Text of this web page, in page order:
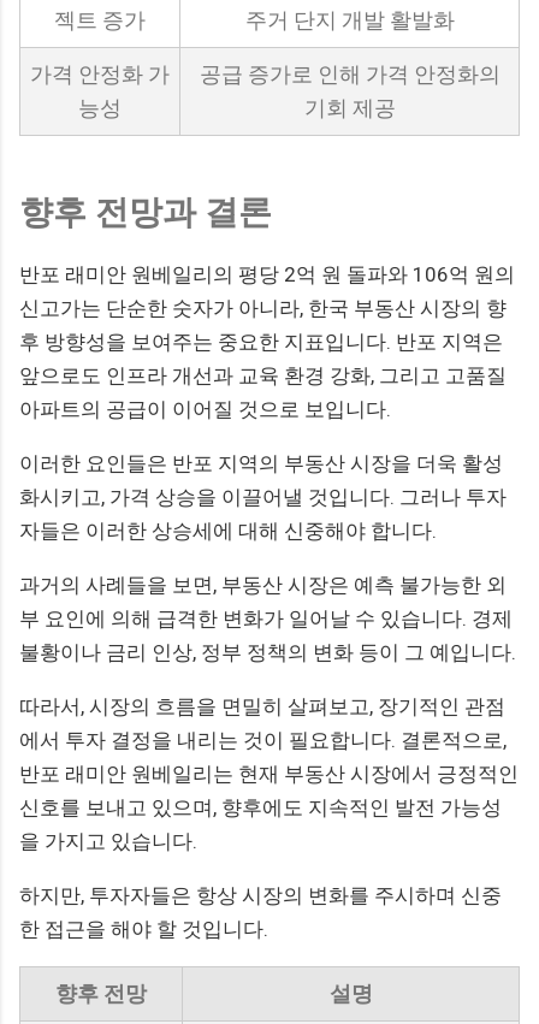
젝트 증가
주거 단지 개발 활발화
가격 안정화 가
능성
공급 증가로 인해 가격 안정화의
기회 제공
향후 전망과 결론
반포 래미안 원베일리의 평당 2억 원 돌파와 106억 원의
신고가는 단순한 숫자가 아니라, 한국 부동산 시장의 향
후 방향성을 보여주는 중요한 지표입니다. 반포 지역은
앞으로도 인프라 개선과 교육 환경 강화, 그리고 고품질
아파트의 공급이 이어질 것으로 보입니다.
이러한 요인들은 반포 지역의 부동산 시장을 더욱 활성
화시키고, 가격 상승을 이끌어낼 것입니다. 그러나 투자
자들은 이러한 상승세에 대해 신중해야 합니다.
과거의 사례들을 보면, 부동산 시장은 예측 불가능한 외
부 요인에 의해 급격한 변화가 일어날 수 있습니다. 경제
불황이나 금리 인상, 정부 정책의 변화 등이 그 예입니다.
따라서, 시장의 흐름을 면밀히 살펴보고, 장기적인 관점
에서 투자 결정을 내리는 것이 필요합니다. 결론적으로,
반포 래미안 원베일리는 현재 부동산 시장에서 긍정적인
신호를 보내고 있으며, 향후에도 지속적인 발전 가능성
을 가지고 있습니다.
하지만, 투자자들은 항상 시장의 변화를 주시하며 신중
한 접근을 해야 할 것입니다.
향후 전망 설명